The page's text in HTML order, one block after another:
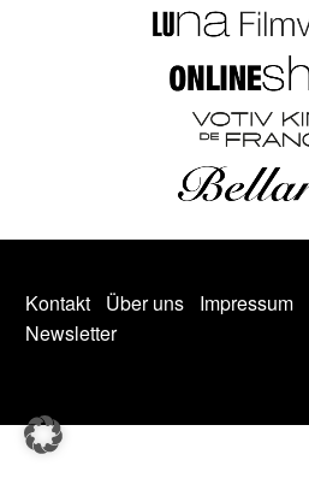
Kontakt Über uns Impressum
Newsletter